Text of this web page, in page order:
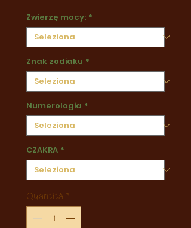
Zwierzę mocy: *
Znak zodiaku *
Numerologia *
CZAKRA *
Quantità *